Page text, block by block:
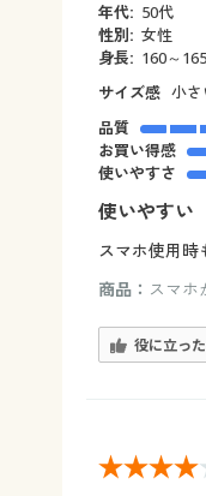
年代: 50代
性別: 女性
身長: 160～
サイズ感 小さ
品質
お買い得感
使いやすさ
使いやすい
スマホ使用時
商品： スマホ
役に立った